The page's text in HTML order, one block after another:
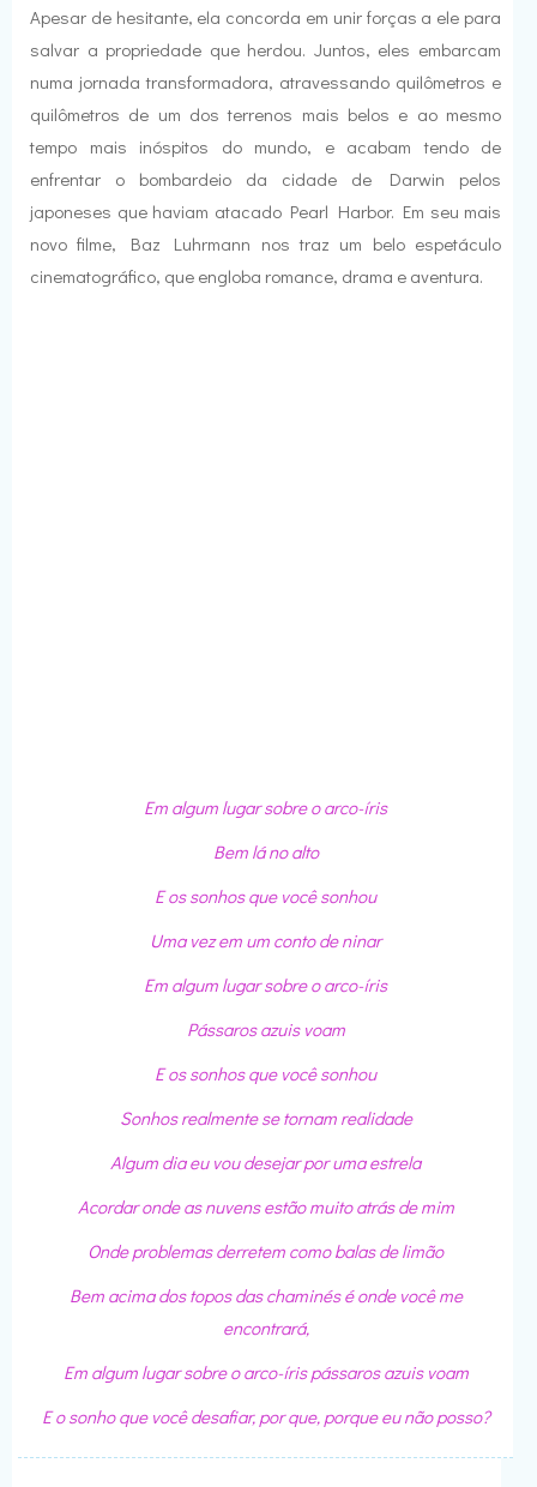
Apesar de hesitante, ela concorda em unir forças a ele para
salvar a propriedade que herdou. Juntos, eles embarcam
numa jornada transformadora, atravessando quilômetros e
quilômetros de um dos terrenos mais belos e ao mesmo
tempo mais inóspitos do mundo, e acabam tendo de
enfrentar o bombardeio da cidade de Darwin pelos
japoneses que haviam atacado Pearl Harbor. Em seu mais
novo filme, Baz Luhrmann nos traz um belo espetáculo
cinematográfico, que engloba romance, drama e aventura.
Em algum lugar sobre o arco-íris
Bem lá no alto
E os sonhos que você sonhou
Uma vez em um conto de ninar
Em algum lugar sobre o arco-íris
Pássaros azuis voam
E os sonhos que você sonhou
Sonhos realmente se tornam realidade
Algum dia eu vou desejar por uma estrela
Acordar onde as nuvens estão muito atrás de mim
Onde problemas derretem como balas de limão
Bem acima dos topos das chaminés é onde você me
encontrará,
Em algum lugar sobre o arco-íris pássaros azuis voam
E o sonho que você desafiar, por que, porque eu não posso?